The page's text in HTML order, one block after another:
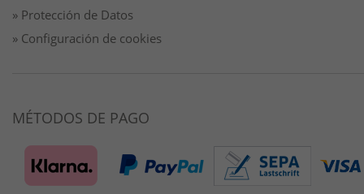
» Protección de Datos
» Configuración de cookies
MÉTODOS DE PAGO